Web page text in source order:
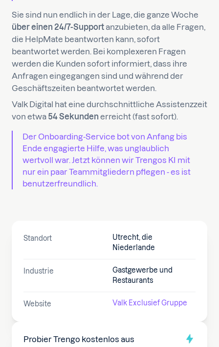
Standort
Utrecht, die
Niederlande
Industrie
Gastgewerbe und
Restaurants
Website Valk Exclusief Gruppe
Probier Trengo kostenlos aus
Sie sind nun endlich in der Lage, die ganze Woche
über einen 24/7-Supportanzubieten, da alle Fragen,
die HelpMate beantworten kann, sofort
beantwortet werden. Bei komplexeren Fragen
werden die Kunden sofort informiert, dass ihre
Anfragen eingegangen sind und während der
Geschäftszeiten beantwortet werden.
Valk Digital hat eine durchschnittliche Assistenzzeit
von etwa 54 Sekunden erreicht (fast sofort).
Der Onboarding-Service bot von Anfang bis
Ende engagierte Hilfe, was unglaublich
wertvoll war. Jetzt können wir Trengos KI mit
nur ein paar Teammitgliedern pflegen - es ist
benutzerfreundlich.